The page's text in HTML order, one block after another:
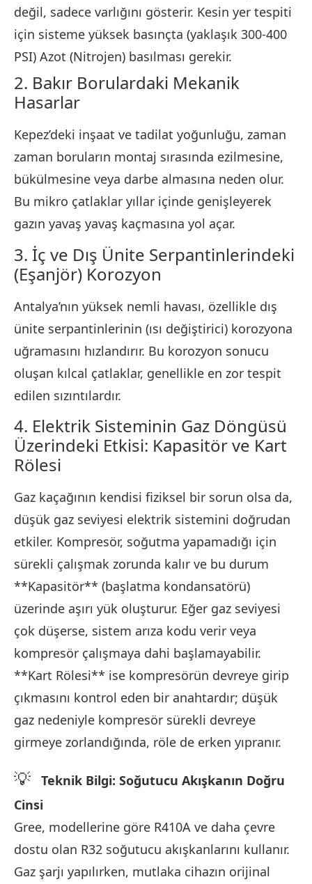
değil, sadece varlığını gösterir. Kesin yer tespiti
için sisteme yüksek basınçta (yaklaşık 300-400
PSI) Azot (Nitrojen) basılması gerekir.
2. Bakır Borulardaki Mekanik
Hasarlar
Kepez’deki inşaat ve tadilat yoğunluğu, zaman
zaman boruların montaj sırasında ezilmesine,
bükülmesine veya darbe almasına neden olur.
Bu mikro çatlaklar yıllar içinde genişleyerek
gazın yavaş yavaş kaçmasına yol açar.
3. İç ve Dış Ünite Serpantinlerindeki
(Eşanjör) Korozyon
Antalya’nın yüksek nemli havası, özellikle dış
ünite serpantinlerinin (ısı değiştirici) korozyona
uğramasını hızlandırır. Bu korozyon sonucu
oluşan kılcal çatlaklar, genellikle en zor tespit
edilen sızıntılardır.
4. Elektrik Sisteminin Gaz Döngüsü
Üzerindeki Etkisi: Kapasitör ve Kart
Rölesi
Gaz kaçağının kendisi fiziksel bir sorun olsa da,
düşük gaz seviyesi elektrik sistemini doğrudan
etkiler. Kompresör, soğutma yapamadığı için
sürekli çalışmak zorunda kalır ve bu durum
**Kapasitör** (başlatma kondansatörü)
üzerinde aşırı yük oluşturur. Eğer gaz seviyesi
çok düşerse, sistem arıza kodu verir veya
kompresör çalışmaya dahi başlamayabilir.
**Kart Rölesi** ise kompresörün devreye girip
çıkmasını kontrol eden bir anahtardır; düşük
gaz nedeniyle kompresör sürekli devreye
girmeye zorlandığında, röle de erken yıpranır.
💡
Teknik Bilgi: Soğutucu Akışkanın Doğru
Cinsi
Gree, modellerine göre R410A ve daha çevre
dostu olan R32 soğutucu akışkanlarını kullanır.
Gaz şarjı yapılırken, mutlaka cihazın orijinal